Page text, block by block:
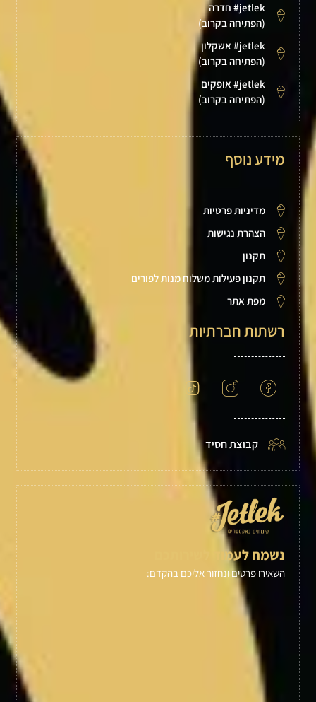
jetlek# חדרה
(הפתיחה בקרוב)
jetlek# אשקלון
(הפתיחה בקרוב)
jetlek# אופקים
(הפתיחה בקרוב)
מידע נוסף
מדיניות פרטיות
הצהרת נגישות
תקנון
תקנון פעילות משלוח מנות לפורים
מפת אתר
רשתות חברתיות
קבוצת חסיד
נשמח לעמוד לשירותכם
השאירו פרטים ונחזור אליכם בהקדם: